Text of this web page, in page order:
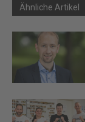
Ähnliche Artikel